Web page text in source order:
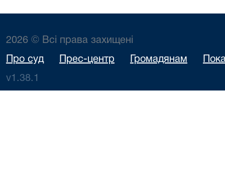
2026 © Всі права захищені
Про суд Прес-центр Громадянам
v1.38.1